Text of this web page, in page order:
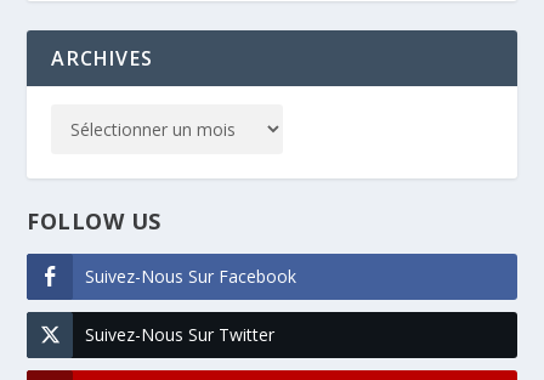
ARCHIVES
FOLLOW US
Suivez-Nous Sur Facebook
Suivez-Nous Sur Twitter